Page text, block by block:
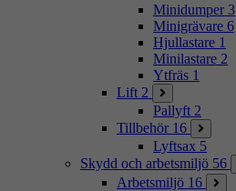
Minidumper 3
Minigrävare 6
Hjullastare 1
Minilastare 2
Ytfräs 1
Lift 2
Pallyft 2
Tillbehör 16
Lyftsax 5
Skydd och arbetsmiljö 56
Arbetsmiljö 16